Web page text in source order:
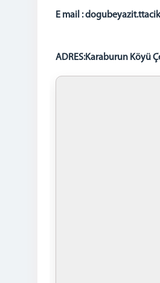
E mail :
ADRES:Karaburun Köyü